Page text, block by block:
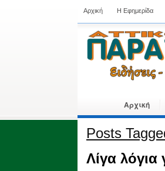
Αρχική Η Εφημερίδα
Αρχική
Posts
Λίγα λόγια